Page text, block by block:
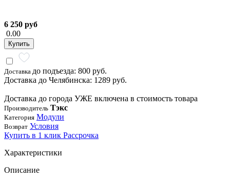
6 250 руб
0.00
Купить
Доставка до подъезда: 800 руб.
Доставка до Челябинска: 1289 руб.
Доставка до города УЖЕ включена в стоимость товара
Производитель Тэкс
Категория Модули
Возврат Условия
Купить в 1 клик Рассрочка
Характеристики
Описание